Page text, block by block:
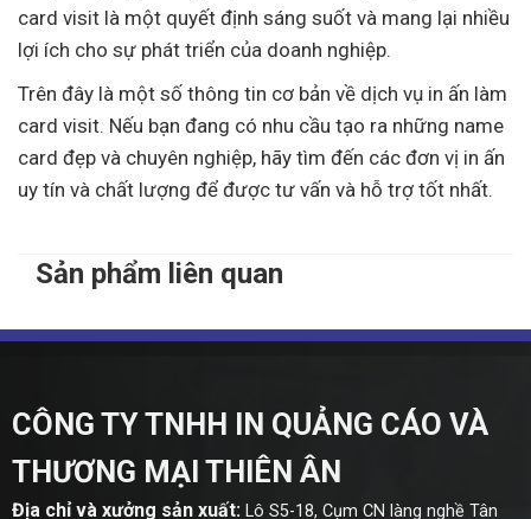
card visit là một quyết định sáng suốt và mang lại nhiều
lợi ích cho sự phát triển của doanh nghiệp.
Trên đây là một số thông tin cơ bản về dịch vụ in ấn làm
card visit. Nếu bạn đang có nhu cầu tạo ra những name
card đẹp và chuyên nghiệp, hãy tìm đến các đơn vị in ấn
uy tín và chất lượng để được tư vấn và hỗ trợ tốt nhất.
Sản phẩm liên quan
CÔNG TY TNHH IN QUẢNG CÁO VÀ
THƯƠNG MẠI THIÊN ÂN
Địa chỉ và xưởng sản xuất: Lô S5-18, Cụm CN làng nghề Tân